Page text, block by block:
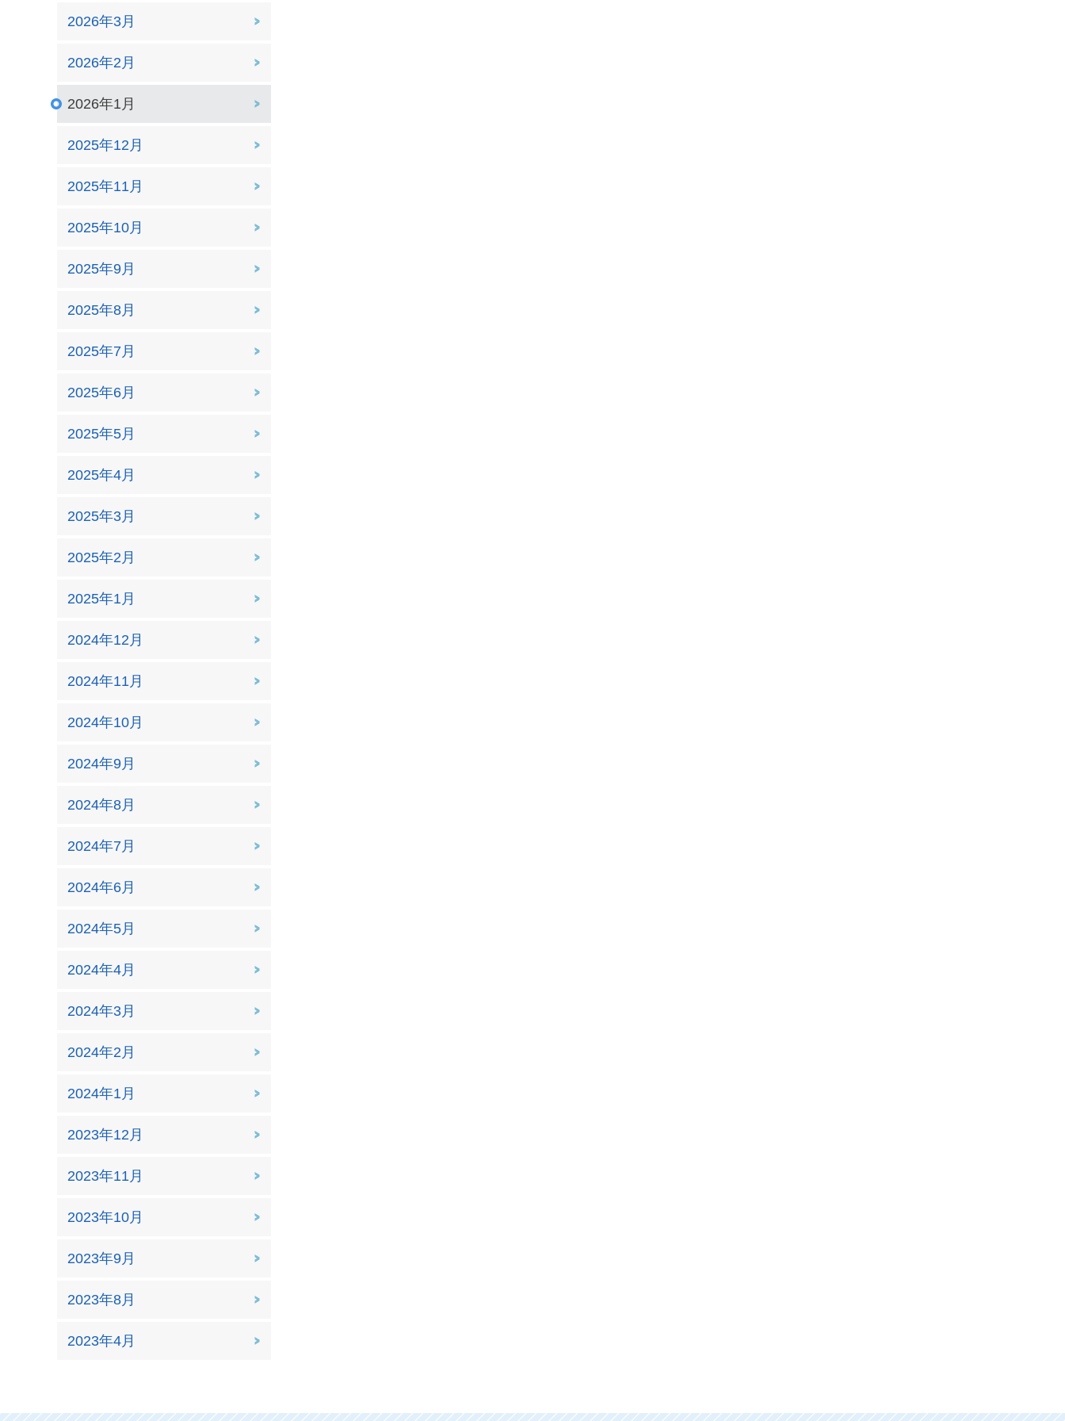
2026年3月
2026年2月
2026年1月
2025年12月
2025年11月
2025年10月
2025年9月
2025年8月
2025年7月
2025年6月
2025年5月
2025年4月
2025年3月
2025年2月
2025年1月
2024年12月
2024年11月
2024年10月
2024年9月
2024年8月
2024年7月
2024年6月
2024年5月
2024年4月
2024年3月
2024年2月
2024年1月
2023年12月
2023年11月
2023年10月
2023年9月
2023年8月
2023年4月